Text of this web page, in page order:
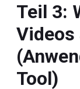
Teil 3:
Videos
Tool)